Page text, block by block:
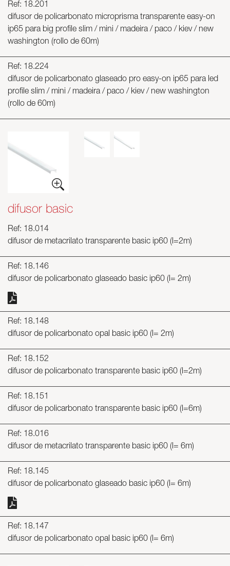
Ref: 18.201
difusor de policarbonato microprisma transparente easy-on
ip65 para big profile slim / mini / madeira / paco / kiev / new
washington (rollo de 60m)
Ref: 18.224
difusor de policarbonato glaseado pro easy-on ip65 para led
profile slim / mini / madeira / paco / kiev / new washington
(rollo de 60m)
difusor basic
Ref: 18.014
difusor de metacrilato transparente basic ip60 (l=2m)
Ref: 18.146
difusor de policarbonato glaseado basic ip60 (l= 2m)
Ref: 18.148
difusor de policarbonato opal basic ip60 (l= 2m)
Ref: 18.152
difusor de policarbonato transparente basic ip60 (l=2m)
Ref: 18.151
difusor de policarbonato transparente basic ip60 (l=6m)
Ref: 18.016
difusor de metacrilato transparente basic ip60 (l= 6m)
Ref: 18.145
difusor de policarbonato glaseado basic ip60 (l= 6m)
Ref: 18.147
difusor de policarbonato opal basic ip60 (l= 6m)